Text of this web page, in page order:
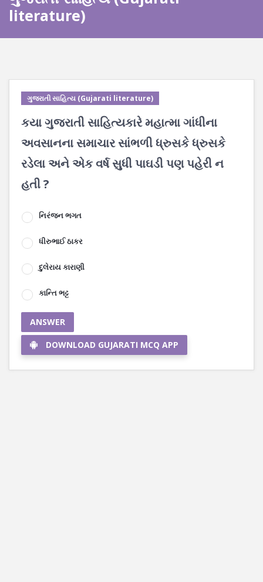
literature)
ગુજરાતી સાહિત્ય (Gujarati literature)
કયા ગુજરાતી સાહિત્યકારે મહાત્મા ગાંધીના
અવસાનના સમાચાર સાંભળી ધ્રુસકે ધ્રુસકે
રડેલા અને એક વર્ષ સુધી પાઘડી પણ પહેરી ન
હતી ?
નિરંજન ભગત
ધીરુભાઈ ઠાકર
દુલેરાય કારાણી
કાન્તિ ભટ્ટ
ANSWER
DOWNLOAD GUJARATI MCQ APP